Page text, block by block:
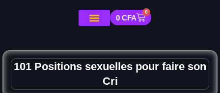
0 CFA
0
101 Positions sexuelles pour faire son
Cri